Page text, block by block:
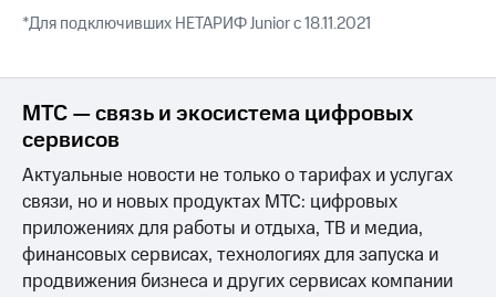
для дома
Услуги
Акции
Домашний
интернет
МТС
Видеонаблюдение
для дома
149 ₽/
мес
МТС
Premium
*Для подключивших НЕТАРИФ Junior с 18.11.2021
МТС — связь и экосистема цифровых
сервисов
Актуальные новости не только о тарифах и услугах
связи, но и новых продуктах МТС: цифровых
приложениях для работы и отдыха, ТВ и медиа,
финансовых сервисах, технологиях для запуска и
продвижения бизнеса и других сервисах компании